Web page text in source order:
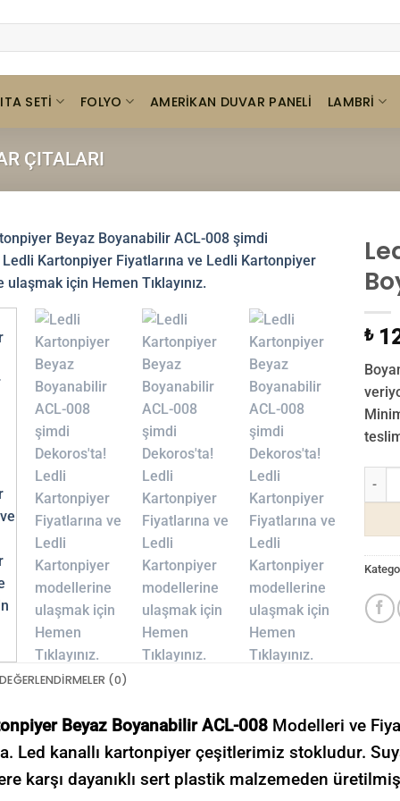
SETI FOLYO AMERIKAN DUVAR PANELI LAMBRI
ÇITALARI
₺
DEĞERLENDIRMELER (0)
Beyaz Boyanabilir ACL-008 Modelleri ve
Led kanallı kartonpiyer çeşitlerimiz stokludur.
karşı dayanıklı sert plastik malzemeden